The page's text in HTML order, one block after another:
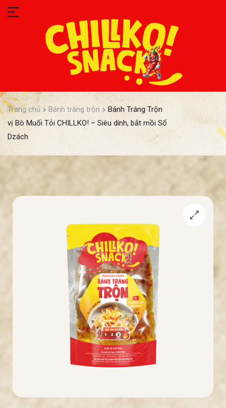
Trang chủ Bánh tráng trộn
Bánh Tráng Trộn
vị Bò Muối Tỏi CHILLKO! – Siêu dính, bắt mồi Số
Dzách